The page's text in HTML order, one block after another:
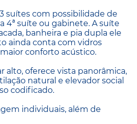
suítes com possibilidade de
4ª suíte ou gabinete. A suíte
banheira e pia dupla ele
ainda conta com vidros
conforto acústico.
alto, oferece vista panorâmica,
natural e elevador social
codificado.
individuais, além de